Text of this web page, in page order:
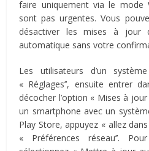
faire uniquement via le mode
sont pas urgentes. Vous
désactiver les mises à jour
automatique sans votre
Les utilisateurs d’un
« Réglages’’, ensuite entrer
décocher l’option « Mises à jour
un smartphone avec un
Play Store, appuyez « allez
« Préférences réseau’’.